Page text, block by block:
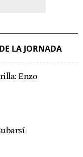
LA JORNADA
Enzo